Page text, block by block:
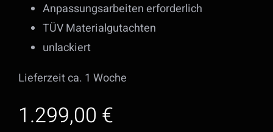
Anpassungsarbeiten erforderlich
TÜV Materialgutachten
unlackiert
Lieferzeit ca. 1 Woche
1.299,00 €